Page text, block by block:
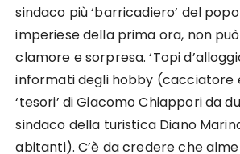
sindaco più ‘barricadiero’ del
imperiese della prima ora, non
clamore e sorpresa. ‘Topi
informati degli hobby (cacciatore
‘tesori’ di Giacomo Chiappori da
sindaco della turistica Diano
abitanti). C’è da credere che